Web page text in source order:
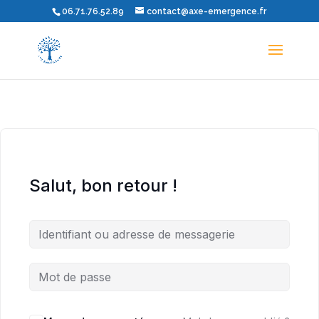
06.71.76.52.89 contact@axe-emergence.fr
Salut, bon retour !